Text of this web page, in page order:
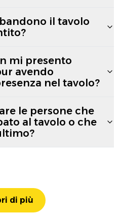
il tavolo
mi presento
avendo
nel tavolo?
le persone che
al tavolo o che
di più